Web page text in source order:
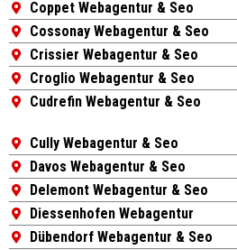
Coppet Webagentur & Seo
Cossonay Webagentur & Seo
Crissier Webagentur & Seo
Croglio Webagentur & Seo
Cudrefin Webagentur & Seo
Cully Webagentur & Seo
Davos Webagentur & Seo
Delemont Webagentur & Seo
Diessenhofen Webagentur
Dübendorf Webagentur & Seo